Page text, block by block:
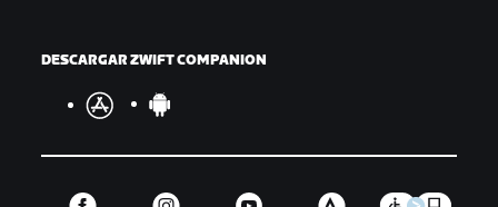
DESCARGAR ZWIFT COMPANION